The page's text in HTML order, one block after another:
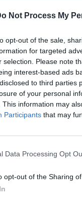
Not Process My
opt-out of the sale,
for targeted
selection. Please note
interest-based ads
to third parties
of your personal
This information may
Participants that may
Data Processing Opt
opt-out of the Sharing
με το